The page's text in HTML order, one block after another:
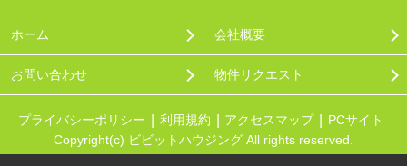
ホーム 会社概要
お問い合わせ 物件リクエスト
プライバシーポリシー 利用規約 アクセスマップ
PCサイト
Copyright(c) ビビットハウジング All rights reserved.